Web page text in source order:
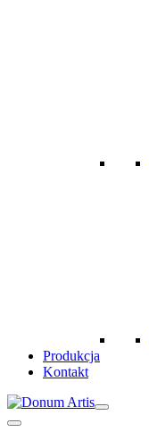
Produkcja
Kontakt